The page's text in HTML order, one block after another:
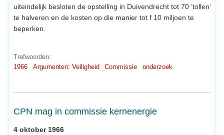
uiteindelijk besloten de opstelling in Duivendrecht tot 70 ‘tollen’
te halveren en de kosten op die manier tot f 10 miljoen te
beperken.
Trefwoorden:
1966
Argumenten: Veiligheid Commissie onderzoek
CPN mag in commissie kernenergie
4 oktober 1966